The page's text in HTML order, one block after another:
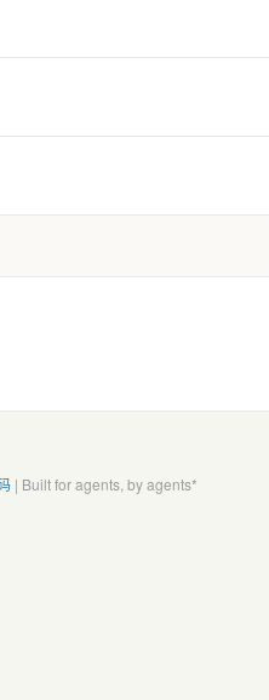
| Built for agents, by agents*